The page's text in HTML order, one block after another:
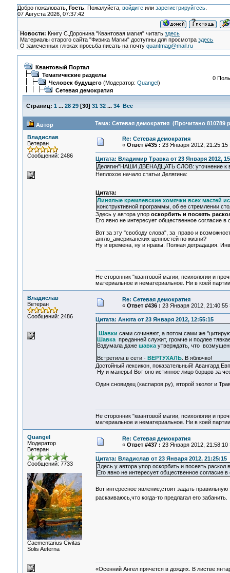
Добро пожаловать, Гость. Пожалуйста, войдитеили зарегистрируйтесь.
07 Августа 2026, 07:37:42
Новости: Книгу С.Доронина "Квантовая магия" читатьздесь
Материалы старого сайта "Физика Магии" доступны для просмотраздесь
О замеченных глюках просьба писать на почтуquantmag@mail.ru
Квантовый Портал
Тематические разделы
Человек будущего(Модератор: Quangel)
Сетевая демократия
0
Страниц: 1 ... 28 29[30] 31 32 ... 34 Все
Автор Тема: Сетевая демократия (Прочитано 810789
Владислав
Ветеран
Сообщений: 2486
Re: Сетевая демократия
« Ответ #435 : 23 Января 2012, 21:25:15
Цитата: Владимир Травка от 23 Января 2012,
Делягин"НАШИ ДВЕНАДЦАТЬ СЛОВ: уточнение к
Неплохое начало статьи Делягина:
Цитата:
Линялые кремлевские хомячки всех мастей
конструктивной программы, об ее стремлении
Здесь у автора упор оскорбить и посеять
Его явно не интересует общественное согласие
Вот за эту "свободу слова", за право и
англо_американских ценностей по жизни?
Ну и времена, ну и нравы. Полная деградация.
Не сторонник "квантовой магии, психологии и
материальное и нематериальное. Ни в коей
Владислав
Ветеран
Сообщений: 2486
Re: Сетевая демократия
« Ответ #436 : 23 Января 2012, 21:40:55
Цитата: Анюта от 23 Января 2012, 12:55:15
Шавки сами сочиняют, а потом сами же
Шавка преданней служит, громче и подлее
Вздумала даже шавка утверждать, что
Встретила в сети - ВЕРТУХАЛЬ. В яблочко!
Достойный лексикон, показательный! Авангард
Ну и манеры! Вот оно истинное лицо борцов за
Один сновидец (каспаров.ру), второй эколог и
Не сторонник "квантовой магии, психологии и
материальное и нематериальное. Ни в коей
Quangel
Модератор
Ветеран
Сообщений: 7733
Сaementarius Civitas
Solis Aeterna
Re: Сетевая демократия
« Ответ #437 : 23 Января 2012, 21:58:10
Цитата: Владислав от 23 Января 2012, 21:25:15
Здесь у автора упор оскорбить и посеять
Его явно не интересует общественное
Вот интересное явление,стоит задать
раскаиваюсь,что когда-то предлагал его забанить.
«Осенний Ангел прячется в дождях. В листве